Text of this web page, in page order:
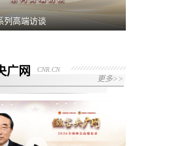
列高端访谈
广网 CNR.CN
更多>>